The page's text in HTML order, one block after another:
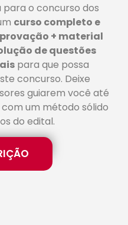
o concurso dos
curso completo e
+ material
de questões
para que possa
concurso. Deixe
guiarem você até
um método sólido
do edital.